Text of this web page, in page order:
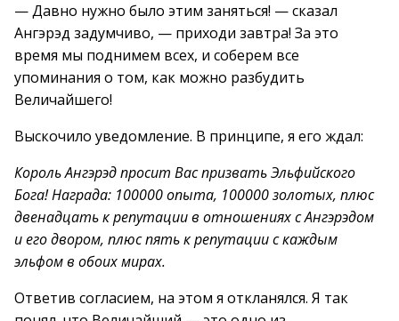
— Давно нужно было этим заняться! — сказал
Ангэрэд задумчиво, — приходи завтра! За это
время мы поднимем всех, и соберем все
упоминания о том, как можно разбудить
Величайшего!
Выскочило уведомление. В принципе, я его ждал:
Король Ангэрэд просит Вас призвать Эльфийского
Бога! Награда: 100000 опыта, 100000 золотых, плюс
двенадцать к репутации в отношениях с Ангэрэдом
и его двором, плюс пять к репутации с каждым
эльфом в обоих мирах.
Ответив согласием, на этом я откланялся. Я так